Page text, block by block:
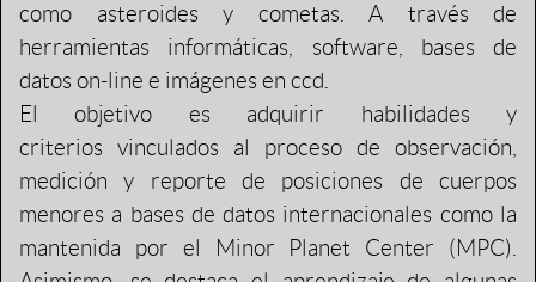
como asteroides y cometas. A través de
herramientas informáticas, software, bases de
datos on-line e imágenes en ccd.
El objetivo es adquirir habilidades y
criterios vinculados al proceso de observación,
medición y reporte de posiciones de cuerpos
menores a bases de datos internacionales como la
mantenida por el Minor Planet Center (MPC).